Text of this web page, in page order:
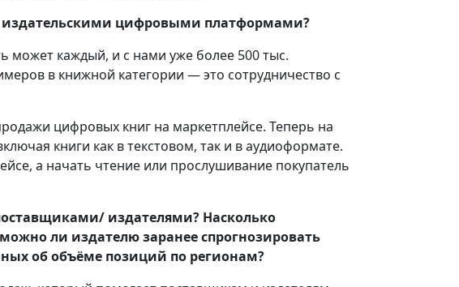
издательскими цифровыми платформами?
может каждый, и с нами уже более 500 тыс.
в книжной категории — это сотрудничество с
цифровых книг на маркетплейсе. Теперь на
книги как в текстовом, так и в аудиоформате.
а начать чтение или прослушивание покупатель
издателями? Насколько
ли издателю заранее спрогнозировать
об объёме позиций по регионам?